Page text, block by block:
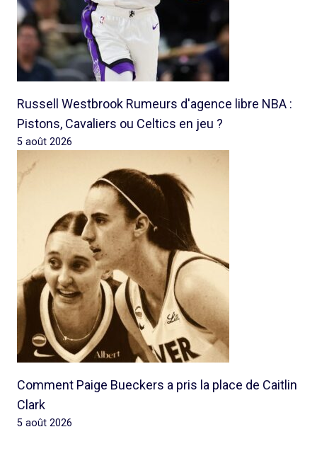
Russell Westbrook Rumeurs d'agence libre NBA :
Pistons, Cavaliers ou Celtics en jeu ?
5 août 2026
Comment Paige Bueckers a pris la place de Caitlin
Clark
5 août 2026